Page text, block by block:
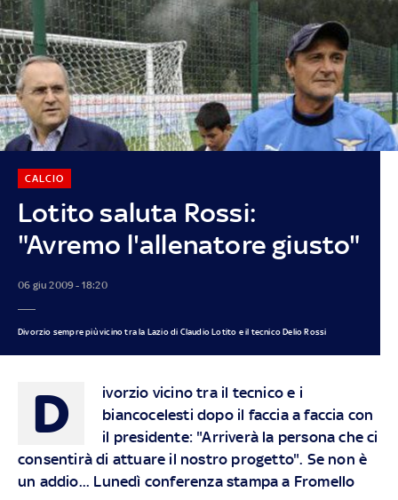
Lotito saluta Rossi:
"Avremo l'allenatore giusto"
CALCIO
06 giu 2009 - 18:20
Divorzio sempre più vicino tra la Lazio di Claudio Lotito e il tecnico Delio Rossi
D
ivorzio vicino tra il tecnico e i
biancocelesti dopo il faccia a faccia con
il presidente: "Arriverà la persona che ci
consentirà di attuare il nostro progetto". Se non è
un addio... Lunedì conferenza stampa a Fromello